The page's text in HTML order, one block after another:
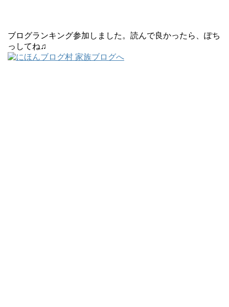
ブログランキング参加しました。読んで良かったら、ぽち
っしてね♫